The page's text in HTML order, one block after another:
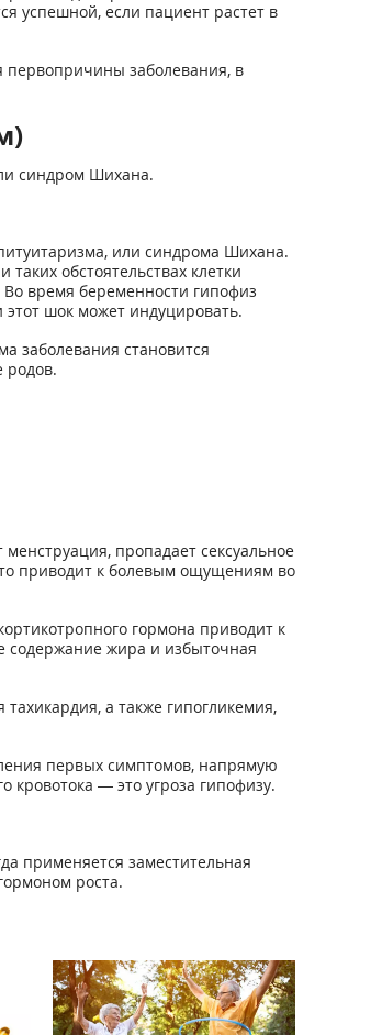
успешной, если пациент растет в
первопричины заболевания, в
синдром Шихана.
или синдрома Шихана.
обстоятельствах клетки
время беременности гипофиз
шок может индуцировать.
заболевания становится
родов.
пропадает сексуальное
приводит к болевым ощущениям во
гормона приводит к
содержание жира и избыточная
а также гипогликемия,
первых симптомов, напрямую
— это угроза гипофизу.
применяется заместительная
роста.